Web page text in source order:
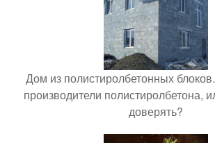
Дом из полистиролбетонных
производители полистиролбетона,
доверять?